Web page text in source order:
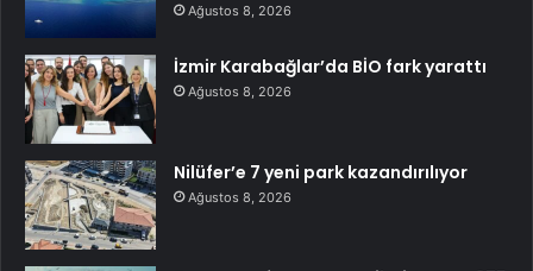
Ağustos 8, 2026
İzmir Karabağlar’da BİO fark yarattı
Ağustos 8, 2026
Nilüfer’e 7 yeni park kazandırılıyor
Ağustos 8, 2026